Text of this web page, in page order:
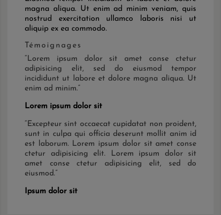
magna aliqua. Ut enim ad minim veniam, quis
nostrud exercitation ullamco laboris nisi ut
aliquip ex ea commodo.
Témoignages
“ Lorem ipsum dolor sit amet conse ctetur
adipisicing elit, sed do eiusmod tempor
incididunt ut labore et dolore magna aliqua. Ut
enim ad minim.”
Lorem ipsum dolor sit
“ Excepteur sint occaecat cupidatat non proident,
sunt in culpa qui officia deserunt mollit anim id
est laborum. Lorem ipsum dolor sit amet conse
ctetur adipisicing elit. Lorem ipsum dolor sit
amet conse ctetur adipisicing elit, sed do
eiusmod.”
Ipsum dolor sit